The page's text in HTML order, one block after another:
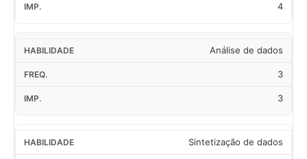
4
Análise de dados
3
3
Sintetização de dados